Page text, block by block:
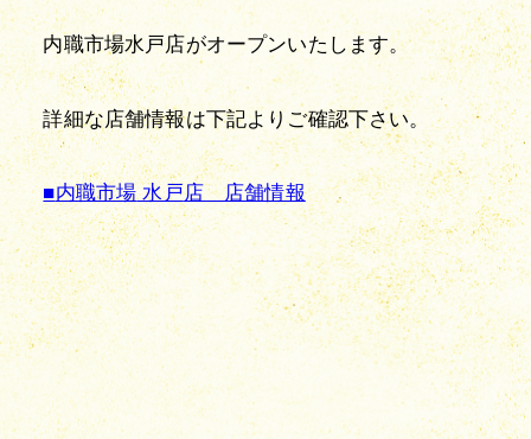
内職市場水戸店がオープンいたします。
詳細な店舗情報は下記よりご確認下さい。
■内職市場 水戸店　店舗情報